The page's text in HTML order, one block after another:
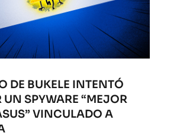
DE BUKELE INTENTÓ
SPYWARE “MEJOR
VINCULADO A